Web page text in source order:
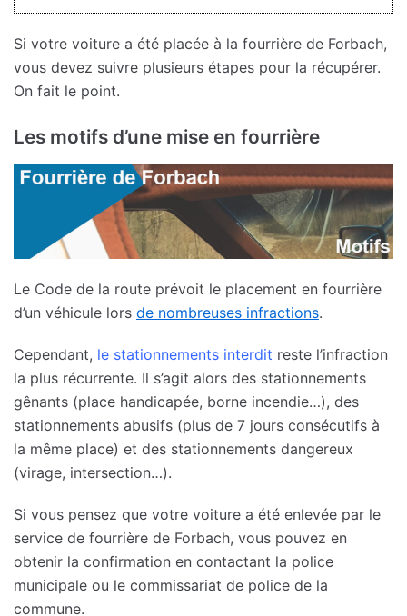
Si votre voiture a été placée à la fourrière de Forbach,
vous devez suivre plusieurs étapes pour la récupérer.
On fait le point.
Les motifs d’une mise en fourrière
Le Code de la route prévoit le placement en fourrière
d’un véhicule lors de nombreuses infractions.
Cependant, le stationnements interdit reste l’infraction
la plus récurrente. Il s’agit alors des stationnements
gênants (place handicapée, borne incendie…), des
stationnements abusifs (plus de 7 jours consécutifs à
la même place) et des stationnements dangereux
(virage, intersection…).
Si vous pensez que votre voiture a été enlevée par le
service de fourrière de Forbach, vous pouvez en
obtenir la confirmation en contactant la police
municipale ou le commissariat de police de la
commune.